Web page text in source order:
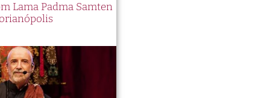
Lama Padma Samten